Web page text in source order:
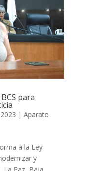
para
| Aparato
a la Ley
y